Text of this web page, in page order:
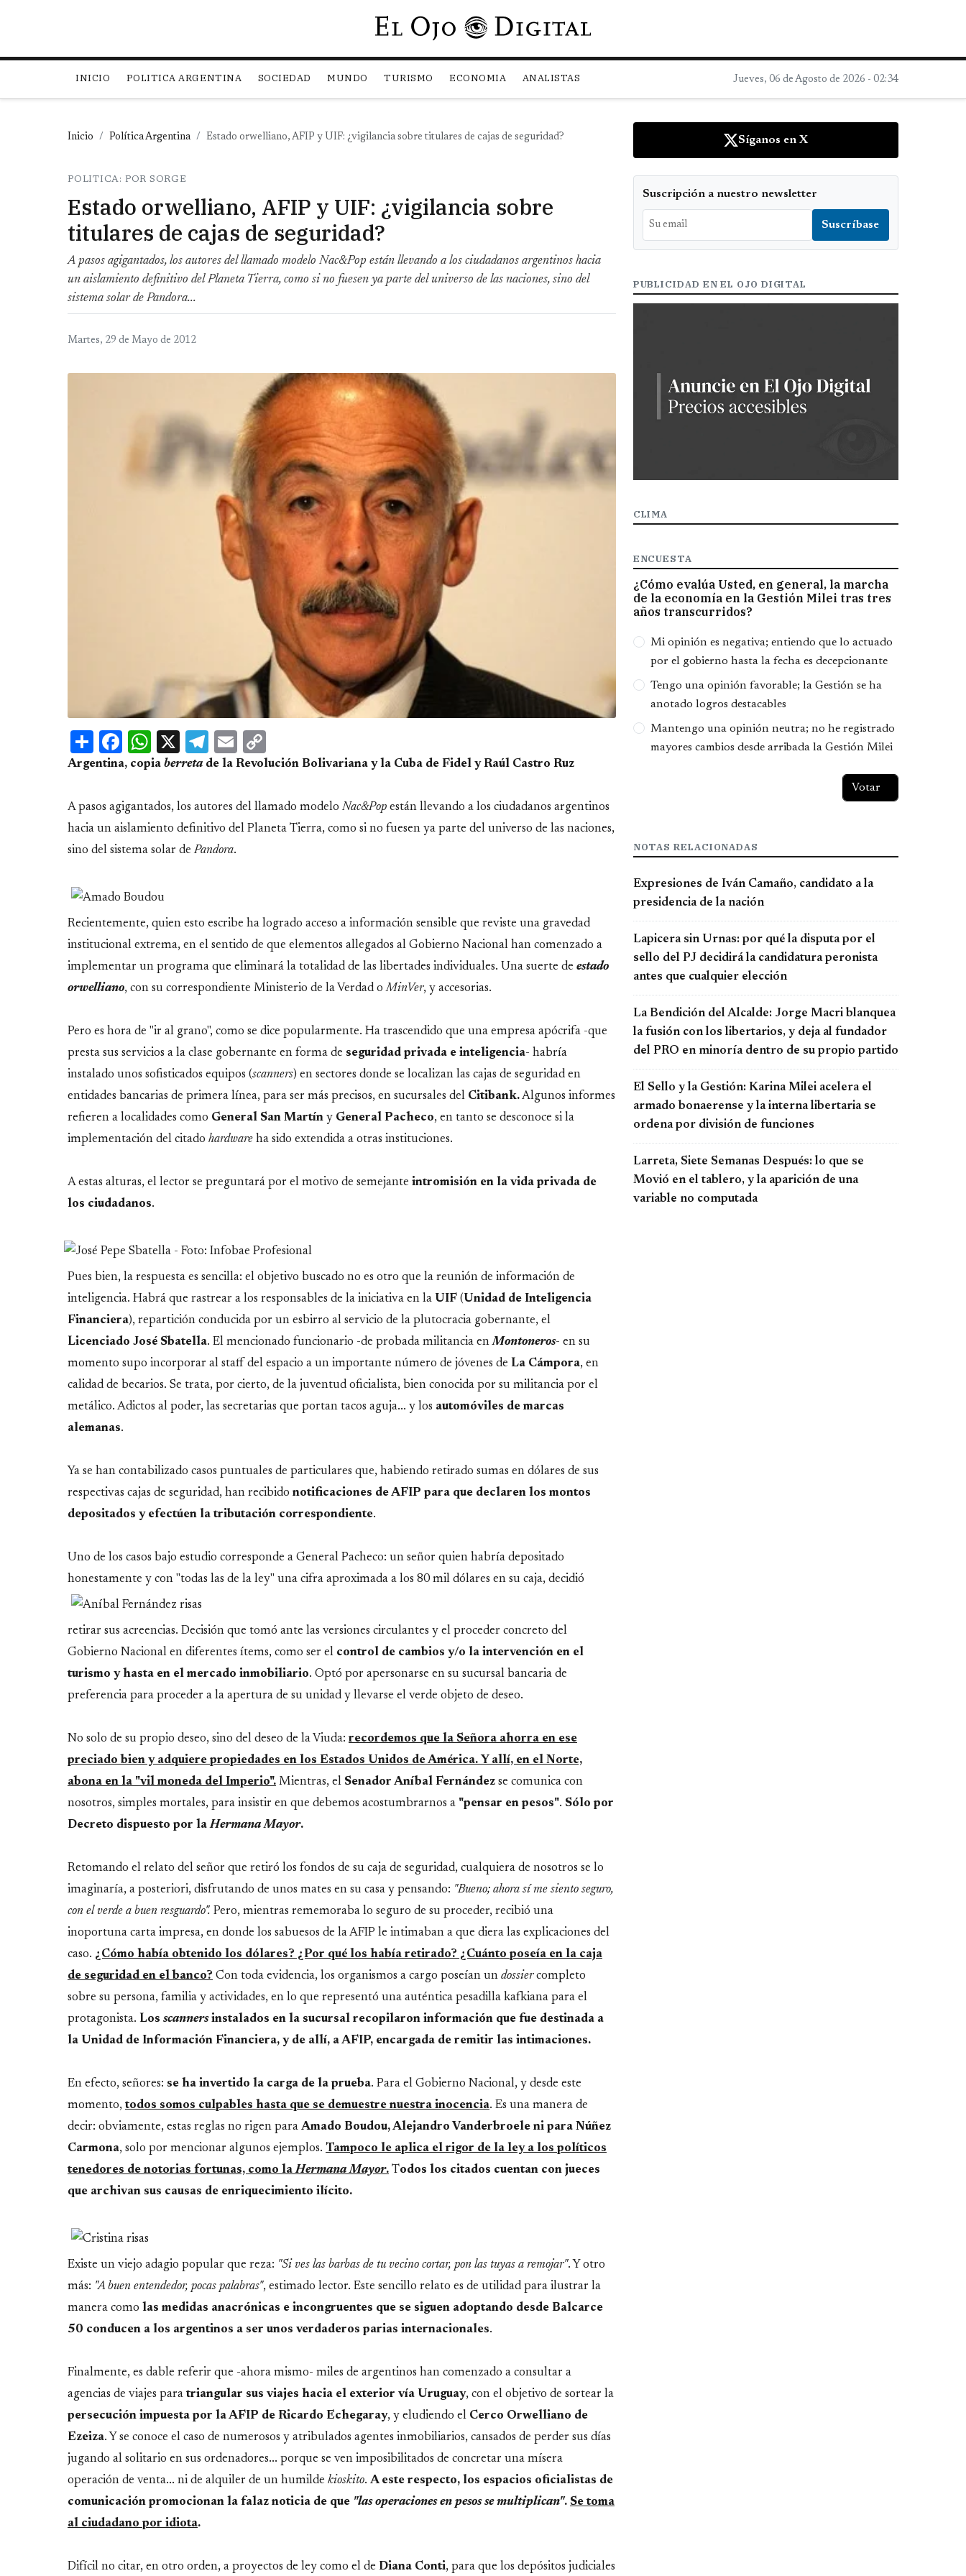
Pasar al contenido principal
INICIO POLITICA ARGENTINA SOCIEDAD MUNDO TURISMO ECONOMIA ANALISTAS Jueves, 06 de Agosto de 2026 - 02:34
Inicio Política Argentina Estado orwelliano, AFIP y UIF: ¿vigilancia sobre titulares de cajas de seguridad?
POLITICA: POR SORGE
Estado orwelliano, AFIP y UIF: ¿vigilancia sobre
titulares de cajas de seguridad?
A pasos agigantados, los autores del llamado modelo Nac&Pop están llevando a los ciudadanos argentinos hacia
un aislamiento definitivo del Planeta Tierra, como si no fuesen ya parte del universo de las naciones, sino del
sistema solar de Pandora...
Martes, 29 de Mayo de 2012
ShareFacebook
WhatsApp
X Telegram
Email
Link
Argentina, copia berreta de la Revolución Bolivariana y la Cuba de Fidel y Raúl Castro Ruz
A pasos agigantados, los autores del llamado modelo Nac&Pop están llevando a los ciudadanos argentinos
hacia un aislamiento definitivo del Planeta Tierra, como si no fuesen ya parte del universo de las naciones,
sino del sistema solar de Pandora.
Recientemente, quien esto escribe ha logrado acceso a información sensible que reviste una gravedad
institucional extrema, en el sentido de que elementos allegados al Gobierno Nacional han comenzado a
implementar un programa que eliminará la totalidad de las libertades individuales. Una suerte de estado
orwelliano, con su correspondiente Ministerio de la Verdad oMinVer, y accesorias.
Pero es hora de "ir al grano", como se dice popularmente. Ha trascendido que una empresa apócrifa -que
presta sus servicios a la clase gobernante en forma de seguridad privada e inteligencia- habría
instalado unos sofisticados equipos (scanners) en sectores donde se localizan las cajas de seguridad en
entidades bancarias de primera línea, para ser más precisos, en sucursales del Citibank.Algunos informes
refieren a localidades como General San Martín y General Pacheco, en tanto se desconoce si la
implementación del citado hardware ha sido extendida a otras instituciones.
A estas alturas, el lector se preguntará por el motivo de semejante intromisión en la vida privada de
los ciudadanos.
Pues bien, la respuesta es sencilla: el objetivo buscado no es otro que la reunión de información de
inteligencia. Habrá que rastrear a los responsables de la iniciativa en la UIF (Unidad de Inteligencia
Financiera), repartición conducida por un esbirro al servicio de la plutocracia gobernante, el
Licenciado José Sbatella. El mencionado funcionario -de probada militancia enMontoneros- en su
momento supo incorporar al staff del espacio a un importante número de jóvenes de La Cámpora, en
calidad de becarios. Se trata, por cierto, de la juventud oficialista, bien conocida por su militancia por el
metálico. Adictos al poder, las secretarias que portan tacos aguja... y los automóviles de marcas
alemanas.
Ya se han contabilizado casos puntuales de particulares que, habiendo retirado sumas en dólares de sus
respectivas cajas de seguridad, han recibido notificaciones de AFIP para que declaren los montos
depositados y efectúen la tributación correspondiente.
Uno de los casos bajo estudio corresponde a General Pacheco: un señor quien habría depositado
honestamente y con "todas las de la ley" una cifra aproximada a los 80 mil dólares en su caja, decidió
retirar sus acreencias. Decisión que tomó ante las versiones circulantes y el proceder concreto del
Gobierno Nacional en diferentes ítems, como ser el control de cambios y/o la intervención en el
turismo y hasta en el mercado inmobiliario. Optó por apersonarse en su sucursal bancaria de
preferencia para proceder a la apertura de su unidad y llevarse el verde objeto de deseo.
No solo de su propio deseo, sino del deseo de la Viuda: recordemos que la Señora ahorra en ese
preciado bien y adquiere propiedades en los Estados Unidos de América. Y allí, en el Norte,
abona en la "vil moneda del Imperio". Mientras, el Senador Aníbal Fernández se comunica con
nosotros, simples mortales, para insistir en que debemos acostumbrarnos a "pensar en pesos". Sólo por
Decreto dispuesto por laHermana Mayor.
Retomando el relato del señor que retiró los fondos de su caja de seguridad, cualquiera de nosotros se lo
imaginaría, a posteriori, disfrutando de unos mates en su casa y pensando: "Bueno; ahora sí me siento seguro,
con el verde a buen resguardo". Pero, mientras rememoraba lo seguro de su proceder, recibió una
inoportuna carta impresa, en donde los sabuesos de la AFIP le intimaban a que diera las explicaciones del
caso. ¿Cómo había obtenido los dólares? ¿Por qué los había retirado? ¿Cuánto poseía en la caja
de seguridad en el banco? Con toda evidencia, los organismos a cargo poseían un dossiercompleto
sobre su persona, familia y actividades, en lo que representó una auténtica pesadilla kafkiana para el
protagonista. Los scannersinstalados en la sucursal recopilaron información que fue destinada a
la Unidad de Información Financiera, y de allí, a AFIP, encargada de remitir las intimaciones.
En efecto, señores: se ha invertido la carga de la prueba. Para el Gobierno Nacional, y desde este
momento, todos somos culpables hasta que se demuestre nuestra inocencia. Es una manera de
decir: obviamente, estas reglas no rigen para Amado Boudou, Alejandro Vanderbroele ni para Núñez
Carmona, solo por mencionar algunos ejemplos. Tampoco le aplica el rigor de la ley a los políticos
tenedores de notorias fortunas, como laHermana Mayor. Todos los citados cuentan con jueces
que archivan sus causas de enriquecimiento ilícito.
Existe un viejo adagio popular que reza: "Si ves las barbas de tu vecino cortar, pon las tuyas a remojar". Y otro
más: "A buen entendedor, pocas palabras", estimado lector. Este sencillo relato es de utilidad para ilustrar la
manera como las medidas anacrónicas e incongruentes que se siguen adoptando desde Balcarce
50 conducen a los argentinos a ser unos verdaderos parias internacionales.
Finalmente, es dable referir que -ahora mismo- miles de argentinos han comenzado a consultar a
agencias de viajes para triangular sus viajes hacia el exterior vía Uruguay, con el objetivo de sortear la
persecución impuesta por la AFIP de Ricardo Echegaray, y eludiendo el Cerco Orwelliano de
Ezeiza. Y se conoce el caso de numerosos y atribulados agentes inmobiliarios, cansados de perder sus días
jugando al solitario en sus ordenadores... porque se ven imposibilitados de concretar una mísera
operación de venta... ni de alquiler de un humilde kioskito. A este respecto, los espacios oficialistas de
comunicación promocionan la falaz noticia de que "las operaciones en pesos se multiplican". Se toma
al ciudadano por idiota.
Difícil no citar, en otro orden, a proyectos de ley como el de Diana Conti, para que los depósitos judiciales
Síganos en X
Suscripción a nuestro newsletter
PUBLICIDAD EN EL OJO DIGITAL
CLIMA
ENCUESTA
¿Cómo evalúa Usted, en general, la marcha
de la economía en la Gestión Milei tras tres
años transcurridos?
Opciones
Mi opinión es negativa; entiendo que lo actuado
por el gobierno hasta la fecha es decepcionante
Tengo una opinión favorable; la Gestión se ha
anotado logros destacables
Mantengo una opinión neutra; no he registrado
mayores cambios desde arribada la Gestión Milei
NOTAS RELACIONADAS
Expresiones de Iván Camaño, candidato a la
presidencia de la nación
Lapicera sin Urnas: por qué la disputa por el
sello del PJ decidirá la candidatura peronista
antes que cualquier elección
La Bendición del Alcalde: Jorge Macri blanquea
la fusión con los libertarios, y deja al fundador
del PRO en minoría dentro de su propio partido
El Sello y la Gestión: Karina Milei acelera el
armado bonaerense y la interna libertaria se
ordena por división de funciones
Larreta, Siete Semanas Después: lo que se
Movió en el tablero, y la aparición de una
variable no computada